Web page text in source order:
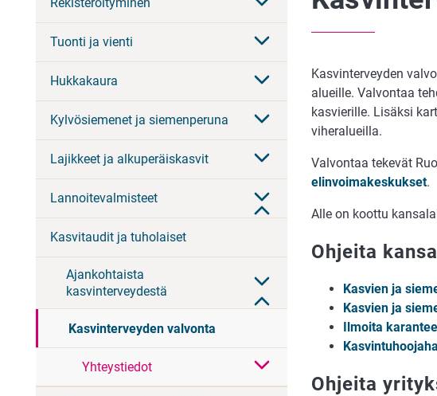
Rekisteröityminen
Tuonti ja vienti
Hukkakaura
Kylvösiemenet ja siemenperuna
Lajikkeet ja alkuperäiskasvit
Lannoitevalmisteet
Kasvitaudit ja tuholaiset
Ajankohtaista
kasvinterveydestä
Kasvinterveyden valvonta
Yhteystiedot
Kasvinterveyden
alueille. Valvontaa
kasvierille. Lisäksi
viheralueilla.
Valvontaa tekevät
elinvoimakeskukset.
Alle on koottu
Ohjeita
Kasvien ja
Kasvien ja
Ilmoita
Ohjeita